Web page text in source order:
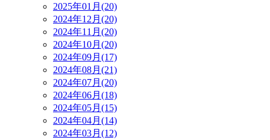
2025年01月(20)
2024年12月(20)
2024年11月(20)
2024年10月(20)
2024年09月(17)
2024年08月(21)
2024年07月(20)
2024年06月(18)
2024年05月(15)
2024年04月(14)
2024年03月(12)